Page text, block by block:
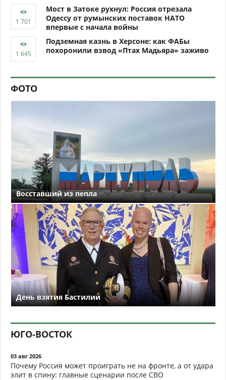
Мост в Затоке рухнул: Россия отрезала
Одессу от румынских поставок НАТО
впервые с начала войны
Подземная казнь в Херсоне: как ФАБы
похоронили взвод «Птах Мадьяра» заживо
ФОТО
Восставший из пепла
День взятия Бастилии
ЮГО-ВОСТОК
03 авг 2026
Почему Россия может проиграть не на фронте, а от удара
элит в спину: главные сценарии после СВО